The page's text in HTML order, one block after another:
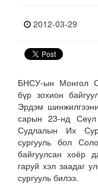
2012-03-29
БНСУ-ын Монгол
бүр зохион
Эрдэм
сарын 23-нд Сөүл
Судлалын Их
сургууль бол
байгуулсан хоёр
гаруй хэл заадаг
сургууль билээ.